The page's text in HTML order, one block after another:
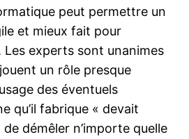
peut permettre un
et mieux fait pour
experts sont unanimes
un rôle presque
des éventuels
qu’il fabrique « devait
de démêler n’importe quelle